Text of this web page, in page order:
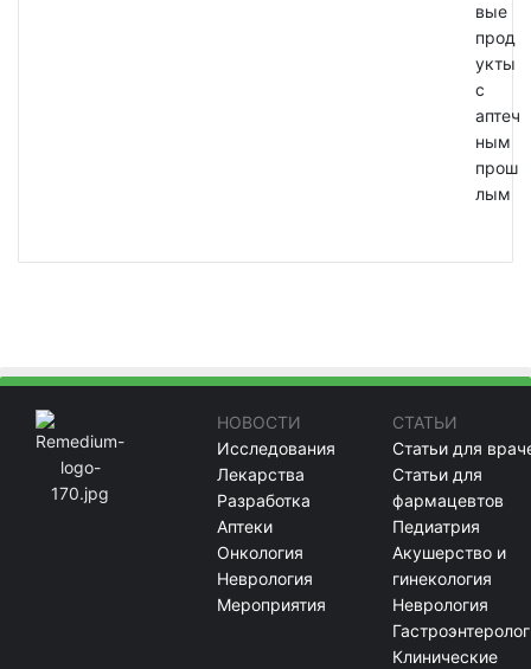
вые
прод
укты
с
аптеч
ным
прош
лым
НОВОСТИ
Исследования
Лекарства
Разработка
Аптеки
Онкология
Неврология
Мероприятия
СТАТЬИ
Статьи для
Статьи для
фармацевтов
Педиатрия
Акушерство и
гинекология
Неврология
Клинические